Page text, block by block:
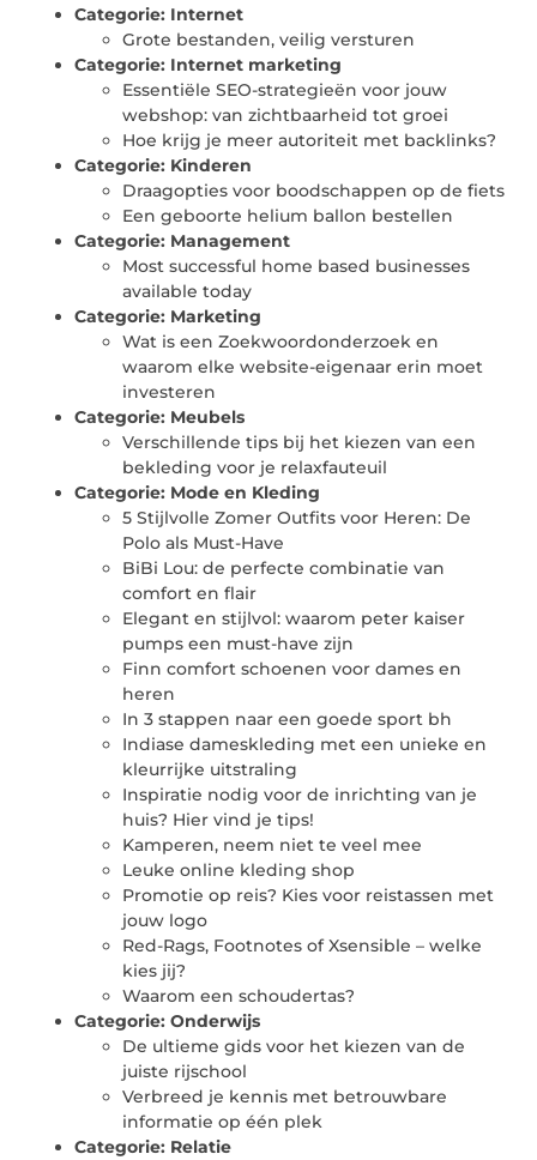
Categorie: Internet
Grote bestanden, veilig versturen
Categorie: Internet marketing
Essentiële SEO-strategieën voor jouw
webshop: van zichtbaarheid tot groei
Hoe krijg je meer autoriteit met backlinks?
Categorie: Kinderen
Draagopties voor boodschappen op de fiets
Een geboorte helium ballon bestellen
Categorie: Management
Most successful home based businesses
available today
Categorie: Marketing
Wat is een Zoekwoordonderzoek en
waarom elke website-eigenaar erin moet
investeren
Categorie: Meubels
Verschillende tips bij het kiezen van een
bekleding voor je relaxfauteuil
Categorie: Mode en Kleding
5 Stijlvolle Zomer Outfits voor Heren: De
Polo als Must-Have
BiBi Lou: de perfecte combinatie van
comfort en flair
Elegant en stijlvol: waarom peter kaiser
pumps een must-have zijn
Finn comfort schoenen voor dames en
heren
In 3 stappen naar een goede sport bh
Indiase dameskleding met een unieke en
kleurrijke uitstraling
Inspiratie nodig voor de inrichting van je
huis? Hier vind je tips!
Kamperen, neem niet te veel mee
Leuke online kleding shop
Promotie op reis? Kies voor reistassen met
jouw logo
Red-Rags, Footnotes of Xsensible – welke
kies jij?
Waarom een schoudertas?
Categorie: Onderwijs
De ultieme gids voor het kiezen van de
juiste rijschool
Verbreed je kennis met betrouwbare
informatie op één plek
Categorie: Relatie